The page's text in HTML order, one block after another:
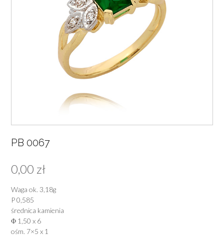
PB 0067
0,00 zł
Waga ok. 3,18g
P 0,585
średnica kamienia
Φ 1,50 x 6
ośm. 7×5 x 1